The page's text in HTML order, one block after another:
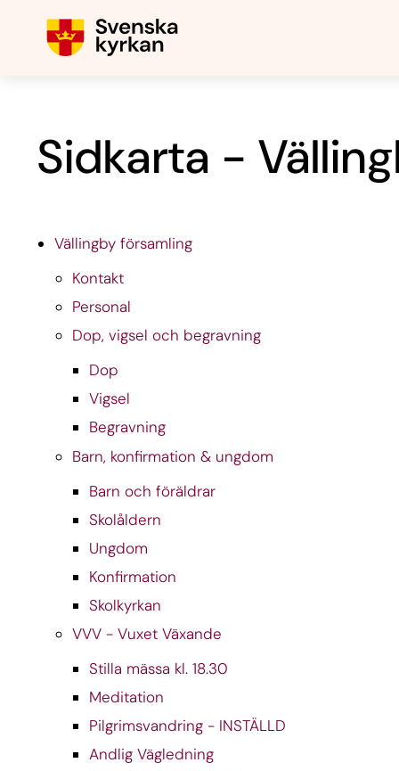
Sidkarta -
Vällingby församling
Kontakt
Personal
Dop, vigsel och begravning
Dop
Vigsel
Begravning
Barn, konfirmation & ungdom
Barn och föräldrar
Skolåldern
Ungdom
Konfirmation
Skolkyrkan
VVV - Vuxet Växande
Stilla mässa kl. 18.30
Meditation
Pilgrimsvandring - INSTÄLLD
Andlig Vägledning